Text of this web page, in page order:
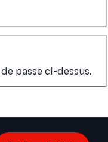
passe ci-dessus.